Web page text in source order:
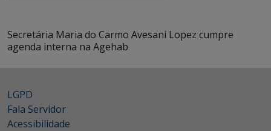
Secretária Maria do Carmo Avesani Lopez cumpre
agenda interna na Agehab
LGPD
Fala Servidor
Acessibilidade